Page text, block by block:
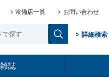
常備店一覧 お問い合わせ
> 詳細検索
雑誌